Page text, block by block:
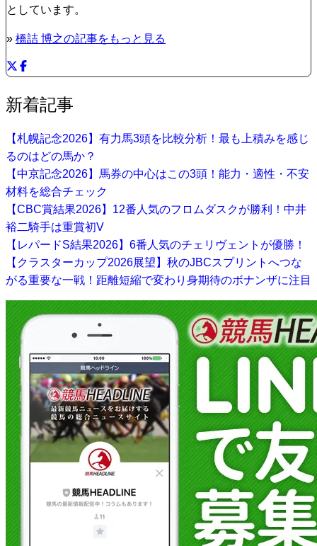
としています。
» 橋詰 博之の記事をもっと見る
新着記事
【札幌記念2026】有力馬3頭を比較分析！最も上積みを感じ
るのはどの馬か？
【中京記念2026】馬券の中心はこの3頭！能力・適性・不安
材料を総合チェック
【CBC賞結果2026】12番人気のフロムダスクが勝利！中井
裕二騎手は重賞初V
【レパードS結果2026】6番人気のチェリヴェントが優勝！
【クラスターカップ2026展望】秋のJBCスプリントへつな
がる重要な一戦！距離短縮で変わり身期待のボナンザに注目